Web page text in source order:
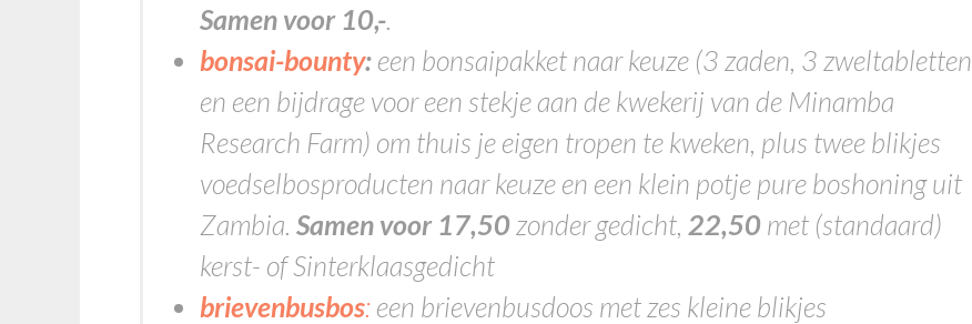
Samen voor 10,-
bonsai-bounty: een bonsaipakket naar keuze (3 zaden, 3 zweltabletten
en een bijdrage voor een stekje aan de kwekerij van de Minamba
Research Farm) om thuis je eigen tropen te kweken, plus twee blikjes
voedselbosproducten naar keuze en een klein potje pure boshoning uit
Zambia. Samen voor 17,50 zonder gedicht, 22,50 met (standaard)
kerst- of Sinterklaasgedicht
brievenbusbos: een brievenbusdoos met zes kleine blikjes